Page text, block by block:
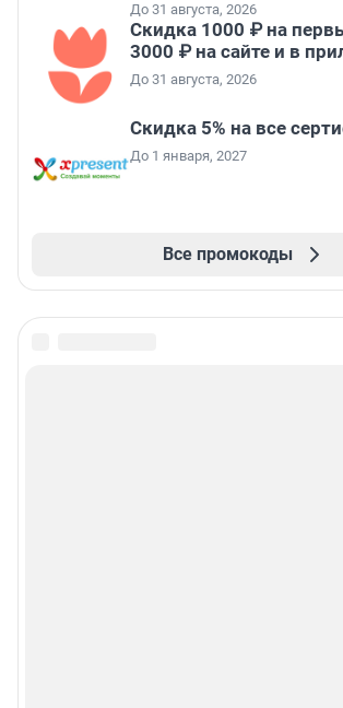
До 31 августа, 2026
Скидка 1000 ₽ на
3000 ₽ на сайте и в
До 31 августа, 2026
Скидка 5% на все
До 1 января, 2027
Все промокоды